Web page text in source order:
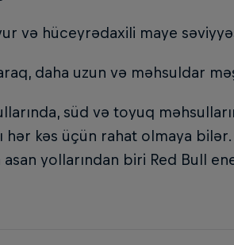
və hüceyrədaxili maye
daha uzun və məhsuldar
süd və toyuq
hər kəs üçün rahat olmaya
yollarından biri Red Bull